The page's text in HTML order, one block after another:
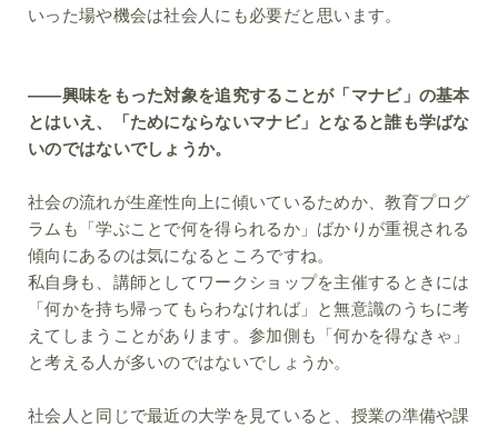
いった場や機会は社会人にも必要だと思います。
――興味をもった対象を追究することが「マナビ」の基本
とはいえ、「ためにならないマナビ」となると誰も学ばな
いのではないでしょうか。
社会の流れが生産性向上に傾いているためか、教育プログ
ラムも「学ぶことで何を得られるか」ばかりが重視される
傾向にあるのは気になるところですね。
私自身も、講師としてワークショップを主催するときには
「何かを持ち帰ってもらわなければ」と無意識のうちに考
えてしまうことがあります。参加側も「何かを得なきゃ」
と考える人が多いのではないでしょうか。
社会人と同じで最近の大学を見ていると、授業の準備や課